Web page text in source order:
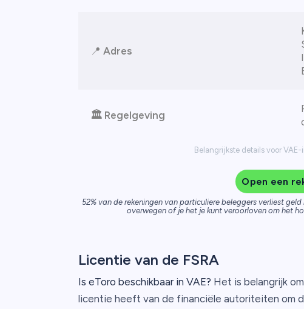
Belangrijkste details voor
📍 Adres
🏛️ Regelgeving
Open een
52% van de rekeningen van particuliere beleggers verliest
overwegen of je het je kunt veroorloven om het
Licentie van de FSRA
Is eToro beschikbaar in VAE? Het is belangrijk
licentie heeft van de financiële autoriteiten om